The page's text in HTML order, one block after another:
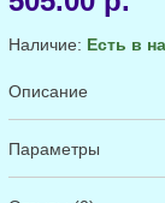
Наличие: Есть в
Описание
Параметры